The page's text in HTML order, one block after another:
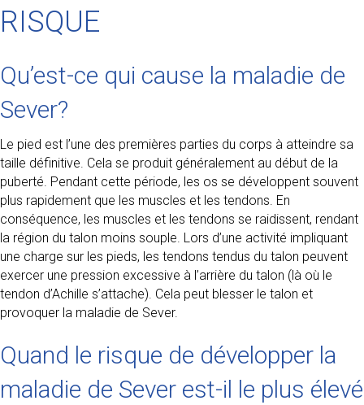
RISQUE
Qu’est-ce qui cause la maladie de
Sever?
Le pied est l’une des premières parties du corps à atteindre sa
taille définitive. Cela se produit généralement au début de la
puberté. Pendant cette période, les os se développent souvent
plus rapidement que les muscles et les tendons. En
conséquence, les muscles et les tendons se raidissent, rendant
la région du talon moins souple. Lors d’une activité impliquant
une charge sur les pieds, les tendons tendus du talon peuvent
exercer une pression excessive à l’arrière du talon (là où le
tendon d’Achille s’attache). Cela peut blesser le talon et
provoquer la maladie de Sever.
Quand le risque de développer la
maladie de Sever est-il le plus élevé